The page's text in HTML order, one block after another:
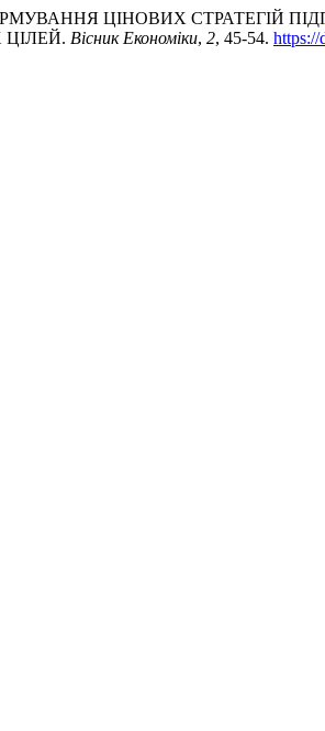
ЦІНОВИХ СТРАТЕГІЙ
Вісник Економіки, 2, 45-54. https://